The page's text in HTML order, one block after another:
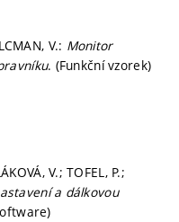
V.: Monitor
. (Funkční vzorek)
V.; TOFEL, P.;
a dálkovou